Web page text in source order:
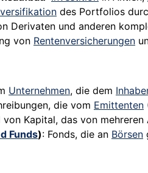
des Portfolios
Derivaten und anderen
von Rentenversicherungen
Unternehmen, die dem
die vom Emittenten
von Kapital, das von
Funds): Fonds, die an Börsen